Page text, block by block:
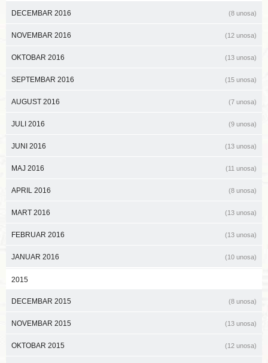
DECEMBAR 2016 (8 unosa)
NOVEMBAR 2016 (12 unosa)
OKTOBAR 2016 (13 unosa)
SEPTEMBAR 2016 (15 unosa)
AUGUST 2016 (7 unosa)
JULI 2016 (9 unosa)
JUNI 2016 (13 unosa)
MAJ 2016 (11 unosa)
APRIL 2016 (8 unosa)
MART 2016 (13 unosa)
FEBRUAR 2016 (13 unosa)
JANUAR 2016 (10 unosa)
2015
DECEMBAR 2015 (8 unosa)
NOVEMBAR 2015 (13 unosa)
OKTOBAR 2015 (12 unosa)